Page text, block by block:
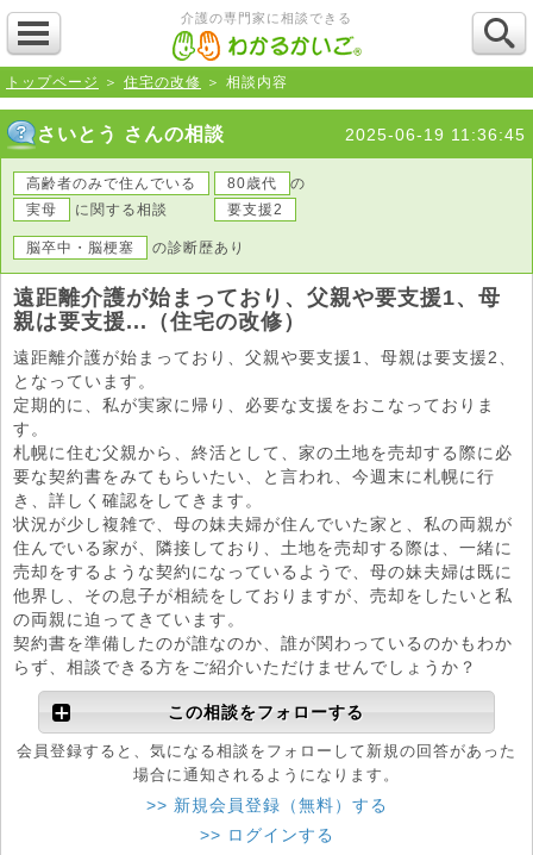
介護の専門家に相談できる
トップページ ＞ 住宅の改修 ＞ 相談内容
さいとう さんの相談 2025-06-19 11:36:45
高齢者のみで住んでいる 80歳代
の
実母
に関する相談 要支援2
脳卒中・脳梗塞 の診断歴あり
遠距離介護が始まっており、父親や要支援1、母
親は要支援...（住宅の改修）
遠距離介護が始まっており、父親や要支援1、母親は要支援2、
となっています。
定期的に、私が実家に帰り、必要な支援をおこなっておりま
す。
札幌に住む父親から、終活として、家の土地を売却する際に必
要な契約書をみてもらいたい、と言われ、今週末に札幌に行
き、詳しく確認をしてきます。
状況が少し複雑で、母の妹夫婦が住んでいた家と、私の両親が
住んでいる家が、隣接しており、土地を売却する際は、一緒に
売却をするような契約になっているようで、母の妹夫婦は既に
他界し、その息子が相続をしておりますが、売却をしたいと私
の両親に迫ってきています。
契約書を準備したのが誰なのか、誰が関わっているのかもわか
らず、相談できる方をご紹介いただけませんでしょうか？
この相談をフォローする
会員登録すると、気になる相談をフォローして新規の回答があった
場合に通知されるようになります。
>> 新規会員登録（無料）する
>> ログインする